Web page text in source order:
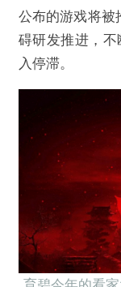
公布的游戏将
碍研发推进，
入停滞。